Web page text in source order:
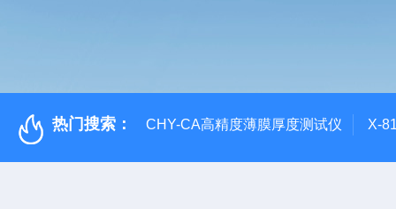
热门搜索： CHY-CA高精度薄膜厚度测试仪 X-